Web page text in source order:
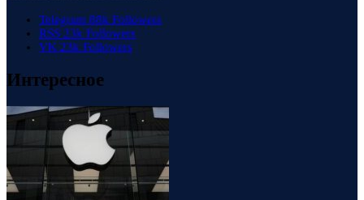
Telegram 88k Followers
RSS 23k Followers
VK 23k Followers
Интересное